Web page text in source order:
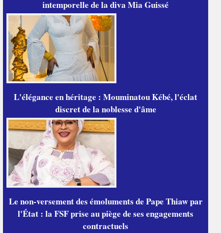
intemporelle de la diva Mia Guissé
L'élégance en héritage : Mouminatou Kébé, l'éclat
discret de la noblesse d'âme
Le non-versement des émoluments de Pape Thiaw par
l'État : la FSF prise au piège de ses engagements
contractuels